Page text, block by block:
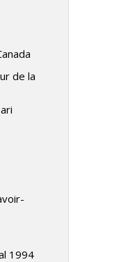
de la
1994